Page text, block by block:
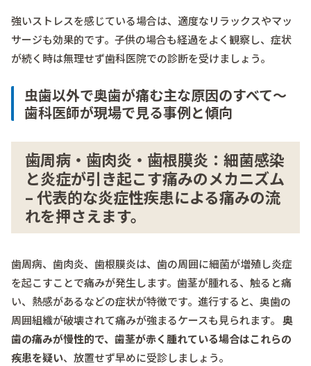
強いストレスを感じている場合は、適度なリラックスやマッ
サージも効果的です。子供の場合も経過をよく観察し、症状
が続く時は無理せず歯科医院での診断を受けましょう。
虫歯以外で奥歯が痛む主な原因のすべて～
歯科医師が現場で見る事例と傾向
歯周病・歯肉炎・歯根膜炎：細菌感染
と炎症が引き起こす痛みのメカニズム
– 代表的な炎症性疾患による痛みの流
れを押さえます。
歯周病、歯肉炎、歯根膜炎は、歯の周囲に細菌が増殖し炎症
を起こすことで痛みが発生します。歯茎が腫れる、触ると痛
い、熱感があるなどの症状が特徴です。進行すると、奥歯の
周囲組織が破壊されて痛みが強まるケースも見られます。 奥
歯の痛みが慢性的で、歯茎が赤く腫れている場合はこれらの
疾患を疑い、放置せず早めに受診しましょう。